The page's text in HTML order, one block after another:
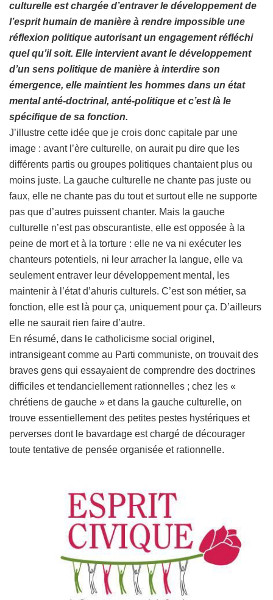
culturelle est chargée d’entraver le développement de
l’esprit humain de manière à rendre impossible une
réflexion politique autorisant un engagement réfléchi
quel qu’il soit. Elle intervient avant le développement
d’un sens politique de manière à interdire son
émergence, elle maintient les hommes dans un état
mental anté-doctrinal, anté-politique et c’est là le
spécifique de sa fonction.
J’illustre cette idée que je crois donc capitale par une
image : avant l’ère culturelle, on aurait pu dire que les
différents partis ou groupes politiques chantaient plus ou
moins juste. La gauche culturelle ne chante pas juste ou
faux, elle ne chante pas du tout et surtout elle ne supporte
pas que d’autres puissent chanter. Mais la gauche
culturelle n’est pas obscurantiste, elle est opposée à la
peine de mort et à la torture : elle ne va ni exécuter les
chanteurs potentiels, ni leur arracher la langue, elle va
seulement entraver leur développement mental, les
maintenir à l’état d’ahuris culturels. C’est son métier, sa
fonction, elle est là pour ça, uniquement pour ça. D’ailleurs
elle ne saurait rien faire d’autre.
En résumé, dans le catholicisme social originel,
intransigeant comme au Parti communiste, on trouvait des
braves gens qui essayaient de comprendre des doctrines
difficiles et tendanciellement rationnelles ; chez les «
chrétiens de gauche » et dans la gauche culturelle, on
trouve essentiellement des petites pestes hystériques et
perverses dont le bavardage est chargé de décourager
toute tentative de pensée organisée et rationnelle.